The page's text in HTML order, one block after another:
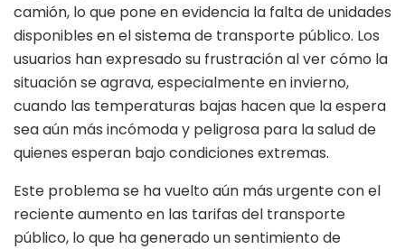
camión, lo que pone en evidencia la falta de unidades
disponibles en el sistema de transporte público. Los
usuarios han expresado su frustración al ver cómo la
situación se agrava, especialmente en invierno,
cuando las temperaturas bajas hacen que la espera
sea aún más incómoda y peligrosa para la salud de
quienes esperan bajo condiciones extremas.
Este problema se ha vuelto aún más urgente con el
reciente aumento en las tarifas del transporte
público, lo que ha generado un sentimiento de